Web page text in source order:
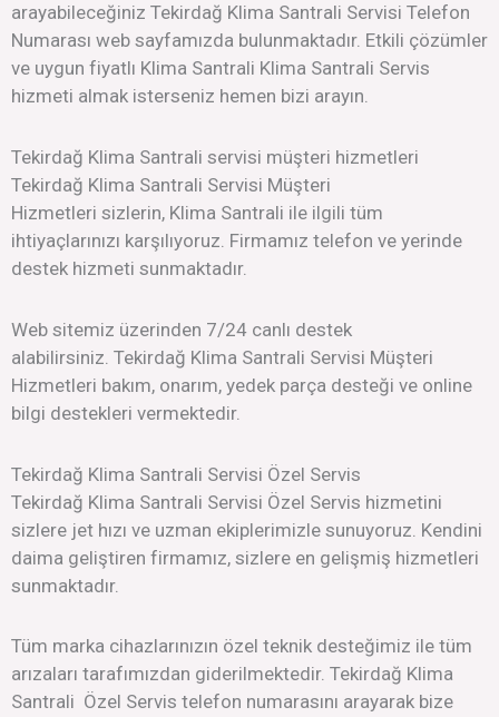
arayabileceğiniz Tekirdağ Klima Santrali Servisi Telefon
Numarası web sayfamızda bulunmaktadır. Etkili çözümler
ve uygun fiyatlı Klima Santrali Klima Santrali Servis
hizmeti almak isterseniz hemen bizi arayın.
Tekirdağ Klima Santrali servisi müşteri hizmetleri
Tekirdağ Klima Santrali Servisi Müşteri
Hizmetleri sizlerin, Klima Santrali ile ilgili tüm
ihtiyaçlarınızı karşılıyoruz. Firmamız telefon ve yerinde
destek hizmeti sunmaktadır.
Web sitemiz üzerinden 7/24 canlı destek
alabilirsiniz. Tekirdağ Klima Santrali Servisi Müşteri
Hizmetleri bakım, onarım, yedek parça desteği ve online
bilgi destekleri vermektedir.
Tekirdağ Klima Santrali Servisi Özel Servis
Tekirdağ Klima Santrali Servisi Özel Servis hizmetini
sizlere jet hızı ve uzman ekiplerimizle sunuyoruz. Kendini
daima geliştiren firmamız, sizlere en gelişmiş hizmetleri
sunmaktadır.
Tüm marka cihazlarınızın özel teknik desteğimiz ile tüm
arızaları tarafımızdan giderilmektedir. Tekirdağ Klima
Santrali Özel Servis telefon numarasını arayarak bize